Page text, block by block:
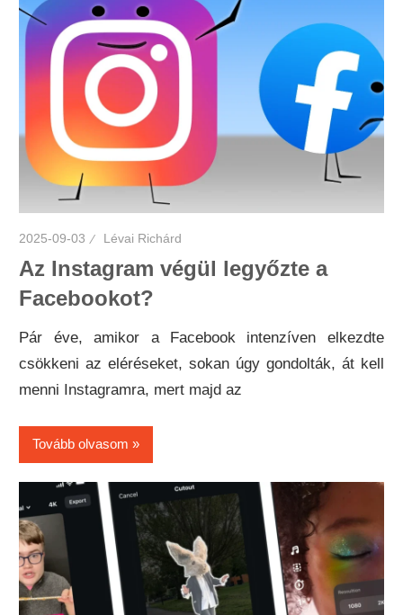
2025-09-03 Lévai Richárd
Az Instagram végül legyőzte a
Facebookot?
Pár éve, amikor a Facebook intenzíven elkezdte
csökkeni az eléréseket, sokan úgy gondolták, át kell
menni Instagramra, mert majd az
Tovább olvasom